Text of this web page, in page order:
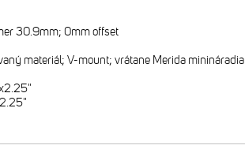
30.9mm; 0mm offset
materiál; V-mount; vrátane Merida minináradia